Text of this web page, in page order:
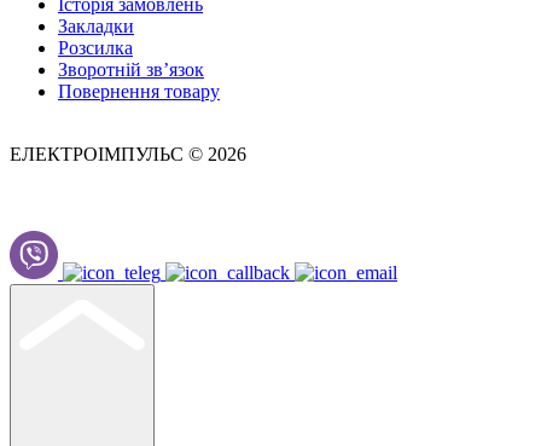
Закладки
Розсилка
Зворотній зв’язок
Повернення товару
ЕЛЕКТРОІМПУЛЬС © 2026